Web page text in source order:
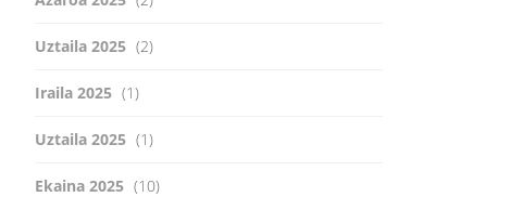
Uztaila 2025 (2)
Iraila 2025 (1)
Uztaila 2025 (1)
Ekaina 2025 (10)